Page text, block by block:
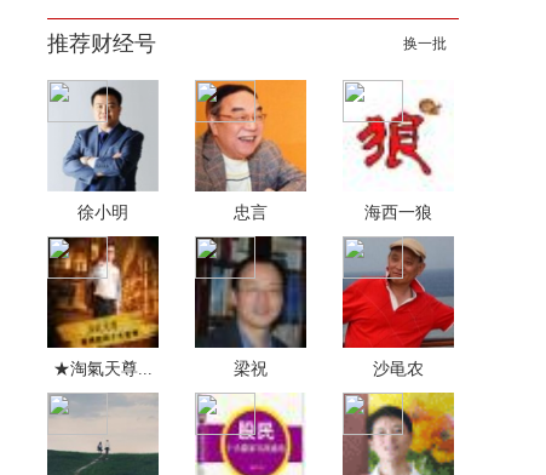
推荐财经号 换一批
徐小明 忠言 海西一狼
★淘氣天尊... 梁祝 沙黾农